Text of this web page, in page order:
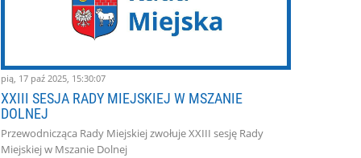
pią, 17 paź 2025, 15:30:07
XXIII SESJA RADY MIEJSKIEJ W MSZANIE
DOLNEJ
Przewodnicząca Rady Miejskiej zwołuje XXIII sesję Rady
Miejskiej w Mszanie Dolnej